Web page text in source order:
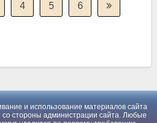
4 5 6
и использование материалов сайта
стороны администрации сайта. Любые